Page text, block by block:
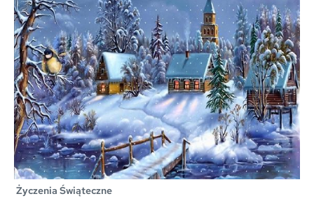
Życzenia Świąteczne